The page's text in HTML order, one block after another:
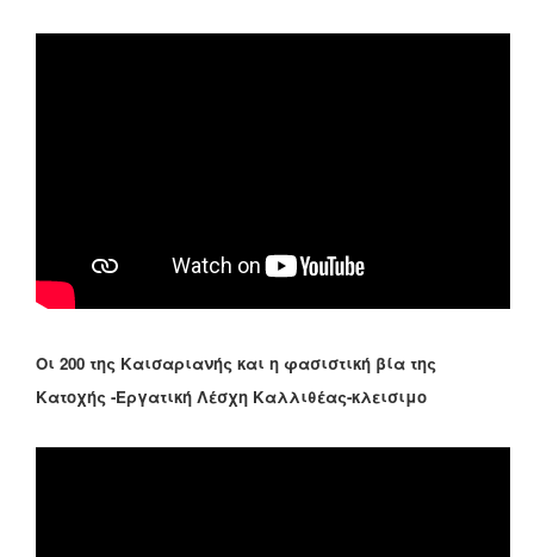
Οι 200 της Καισαριανής και η φασιστική βία της
Κατοχής -Εργατική Λέσχη Καλλιθέας-κλεισιμο